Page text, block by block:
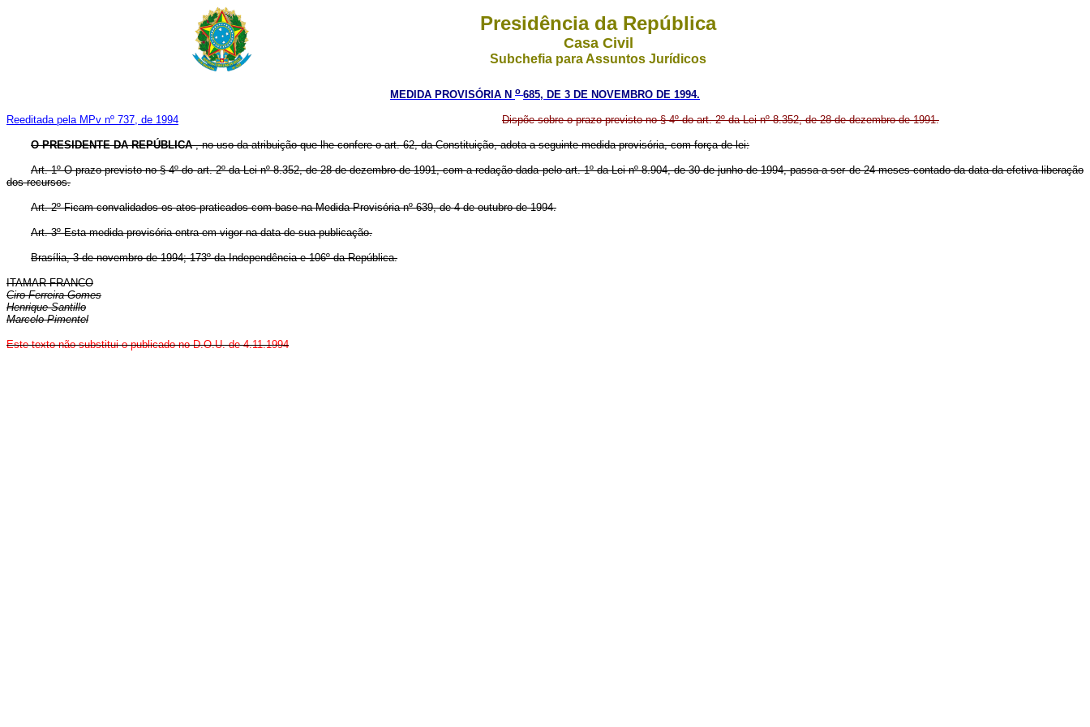
Presidência da República
Casa Civil
Subchefia para Assuntos Jurídicos
MEDIDA PROVISÓRIA N o 685, DE 3 DE NOVEMBRO DE 1994.
Reeditada pela MPv nº 737, de 1994 Dispõe sobre o prazo previsto no § 4º do art. 2º da Lei nº 8.352, de 28 de dezembro de 1991.
O PRESIDENTE DA REPÚBLICA, no uso da atribuição que lhe confere o art. 62, da Constituição, adota a seguinte medida provisória, com força de lei:
Art. 1º O prazo previsto no § 4º do art. 2º da Lei nº 8.352, de 28 de dezembro de 1991, com a redação dada pelo art. 1º da Lei nº 8.904, de 30 de junho de 1994, passa a ser de 24 meses contado da data da efetiva liberação
dos recursos.
Art. 2º Ficam convalidados os atos praticados com base na Medida Provisória nº 639, de 4 de outubro de 1994.
Art. 3º Esta medida provisória entra em vigor na data de sua publicação.
Brasília, 3 de novembro de 1994; 173º da Independência e 106º da República.
ITAMAR FRANCO
Ciro Ferreira Gomes
Henrique Santillo
Marcelo Pimentel
Este texto não substitui o publicado no D.O.U. de 4.11.1994